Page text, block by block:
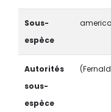
Sous-
espèce
Autorités
sous-
espèce